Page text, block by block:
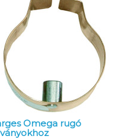
Omega rugó